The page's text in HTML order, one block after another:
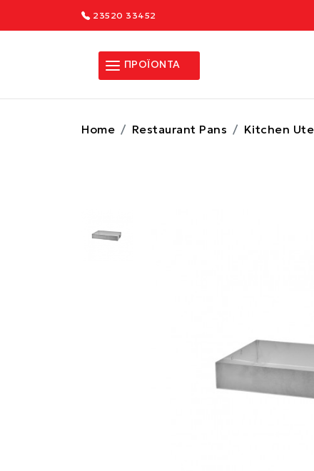
23520 33452
ΠΡΟΪΟΝΤΑ
Home Restaurant Pans Kitchen